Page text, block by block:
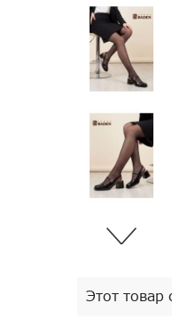
Этот товар